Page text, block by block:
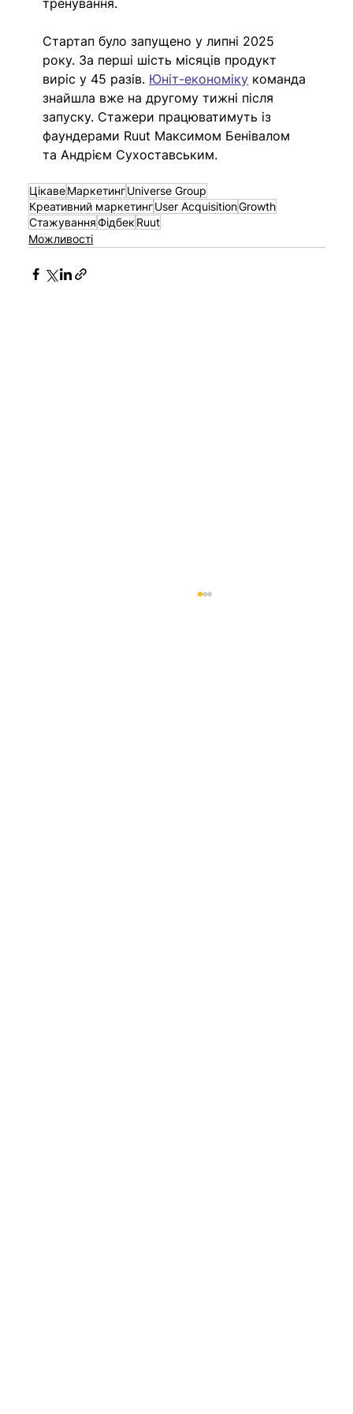
тренування.
Стартап було запущено у липні 2025
року. За перші шість місяців продукт
виріс у 45 разів. Юніт-економіку команда
знайшла вже на другому тижні після
запуску. Стажери працюватимуть із
фаундерами Ruut Максимом Бенівалом
та Андрієм Сухоставським.
ЦікавеМаркетингUniverse Group
Креативний маркетингUser AcquisitionGrowth
СтажуванняФідбек Ruut
Можливості